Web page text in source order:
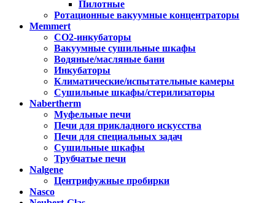
Пилотные
Ротационные вакуумные концентраторы
Memmert
CO2-инкубаторы
Вакуумные сушильные шкафы
Водяные/масляные бани
Инкубаторы
Климатические/испытательные камеры
Сушильные шкафы/стерилизаторы
Nabertherm
Муфельные печи
Печи для прикладного искусства
Печи для специальных задач
Сушильные шкафы
Трубчатые печи
Nalgene
Центрифужные пробирки
Nasco